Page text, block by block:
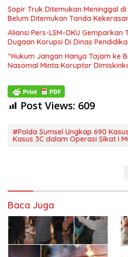
Sopir Truk Ditemukan Meninggal
Belum Ditemukan Tanda
Aliansi Pers-LSM-OKU Gemparkan
Dugaan Korupsi Di Dinas
“Hukum Jangan Hanya Tajam ke
Nasomal Minta Koruptor
Post Views: 609
#Polda Sumsel Ungkap 690
Kasus 3C dalam Operasi Sikat I
Baca Juga